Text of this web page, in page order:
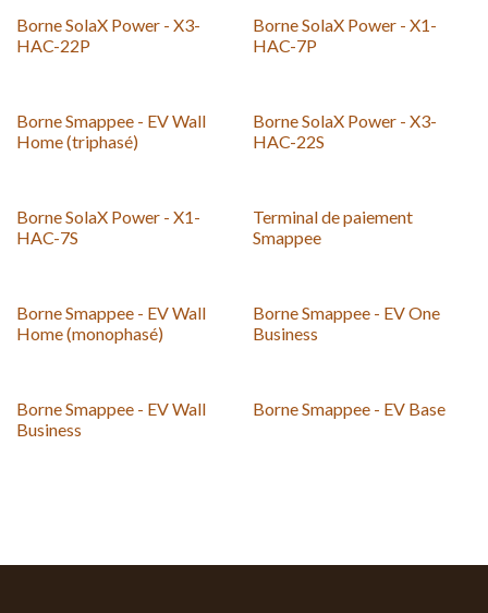
Borne SolaX Power - X3-
HAC-22P
Borne SolaX Power - X1-
HAC-7P
Borne Smappee - EV Wall
Home (triphasé)
Borne SolaX Power - X3-
HAC-22S
Borne SolaX Power - X1-
HAC-7S
Terminal de paiement
Smappee
Borne Smappee - EV Wall
Home (monophasé)
Borne Smappee - EV One
Business
Borne Smappee - EV Wall
Business
Borne Smappee - EV Base